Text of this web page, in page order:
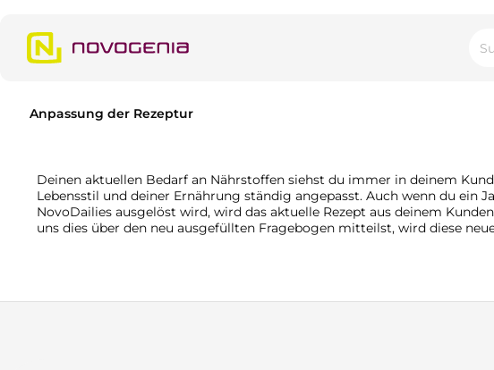
Anpassung der Rezeptur
Deinen aktuellen Bedarf an Nährstoffen siehst du immer in deinem
Lebensstil und deiner Ernährung ständig angepasst. Auch wenn du ein
NovoDailies ausgelöst wird, wird das aktuelle Rezept aus deinem
uns dies über den neu ausgefüllten Fragebogen mitteilst, wird diese